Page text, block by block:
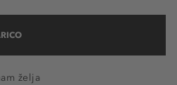
želja